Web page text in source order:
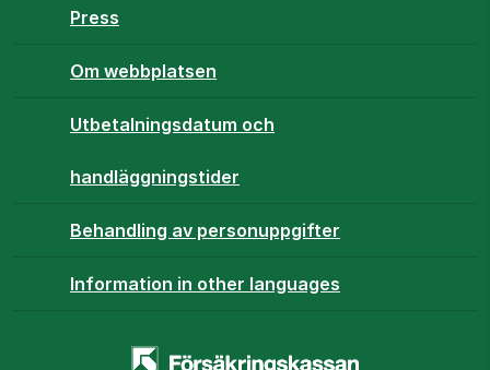
Press
Om webbplatsen
Utbetalningsdatum och
handläggningstider
Behandling av personuppgifter
Information in other languages
Startsidan